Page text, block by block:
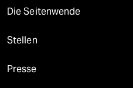
Die Seitenwende
Stellen
Presse